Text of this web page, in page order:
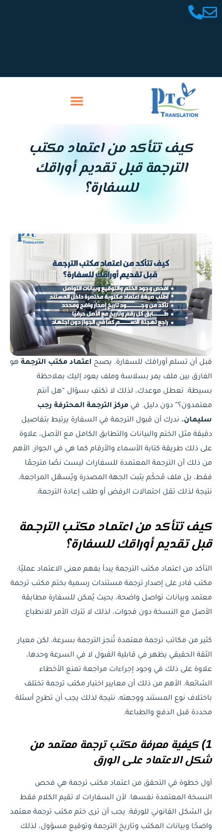
تخطي
كيف تتأكد من اعتماد مكتب
الترجمة قبل تقديم أوراقك
للسفارة؟
قبل أن تسلم أوراقك للسفارة. يصبح اعتماد مكتب الترجمة هو
الفارق بين ملف يمر بسلاسة وملف يعود إليك بملاحظة
بسيطة. تعطل موعدك، لذلك لا تكتفِ بسؤال “هل أنتم
معتمدون؟” دون دليل. في مركز الترجمة المحترفة رجب
سليمان. ندرك أن قبول الترجمة في السفارة يرتبط بتفاصيل
دقيقة مثل الختم والبيانات والتطابق الكامل مع الأصل، علاوة
على ذلك طريقة كتابة الأسماء والأرقام كما هي في الجواز. الأهم
من ذلك أن الترجمة المعتمدة للسفارات ليست نصًا مترجمًا
فقط، بل ملف مُحكَم يثبت الجهة المصدرة ويُسهّل المراجعة،
نتيجة لذلك تقل احتمالات الرفض أو طلب إعادة الترجمة.
كيف تتأكد من اعتمـاد مكتـب الترجـمة
قبل تقديم أوراقك للسفارة؟
التأكد من اعتماد مكتب الترجمة يبدأ بفهم معنى الاعتماد عمليًا:
مكتب قادر على إصدار ترجمة مستندات رسمية بختم مكتب ترجمة
معتمد وبيانات تواصل واضحة، بحيث يُمكن للسفارة مطابقة
الأصل مع النسخة دون فجوات، لذلك لا تترك الأمر للانطباع.
كثير من مكاتب ترجمة معتمدة تُنجز الترجمة بسرعة، لكن معيار
الثقة الحقيقي يظهر في قابلية القبول لا في السرعة وحدها،
علاوة على ذلك في وجود إجراءات مراجعة تمنع الأخطاء
الشائعة. الأهم من ذلك أن معايير اختيار مكتب ترجمة تختلف
باختلاف نوع المستند ووجهته، نتيجة لذلك يجب أن تطرح أسئلة
محددة قبل الدفع والطباعة.
1) كيفية معرفة مكتب ترجمة معتمد من
شكل الاعتماد على الورق
أول خطوة في التحقق من اعتماد مكتب ترجمة هي فحص
النسخة المعتمدة نفسها. لأن السفارات لا تقيم الكلام فقط
بل الشكل القانوني للورقة. يجب أن ترى ختم مكتب ترجمة معتمد
واضحًا وبيانات المكتب وتاريخ الترجمة وتوقيع مسؤول، لذلك